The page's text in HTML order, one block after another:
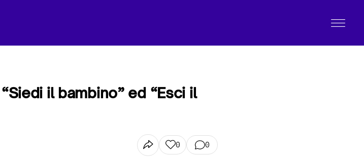
il bambino” ed “Esci il
0 0